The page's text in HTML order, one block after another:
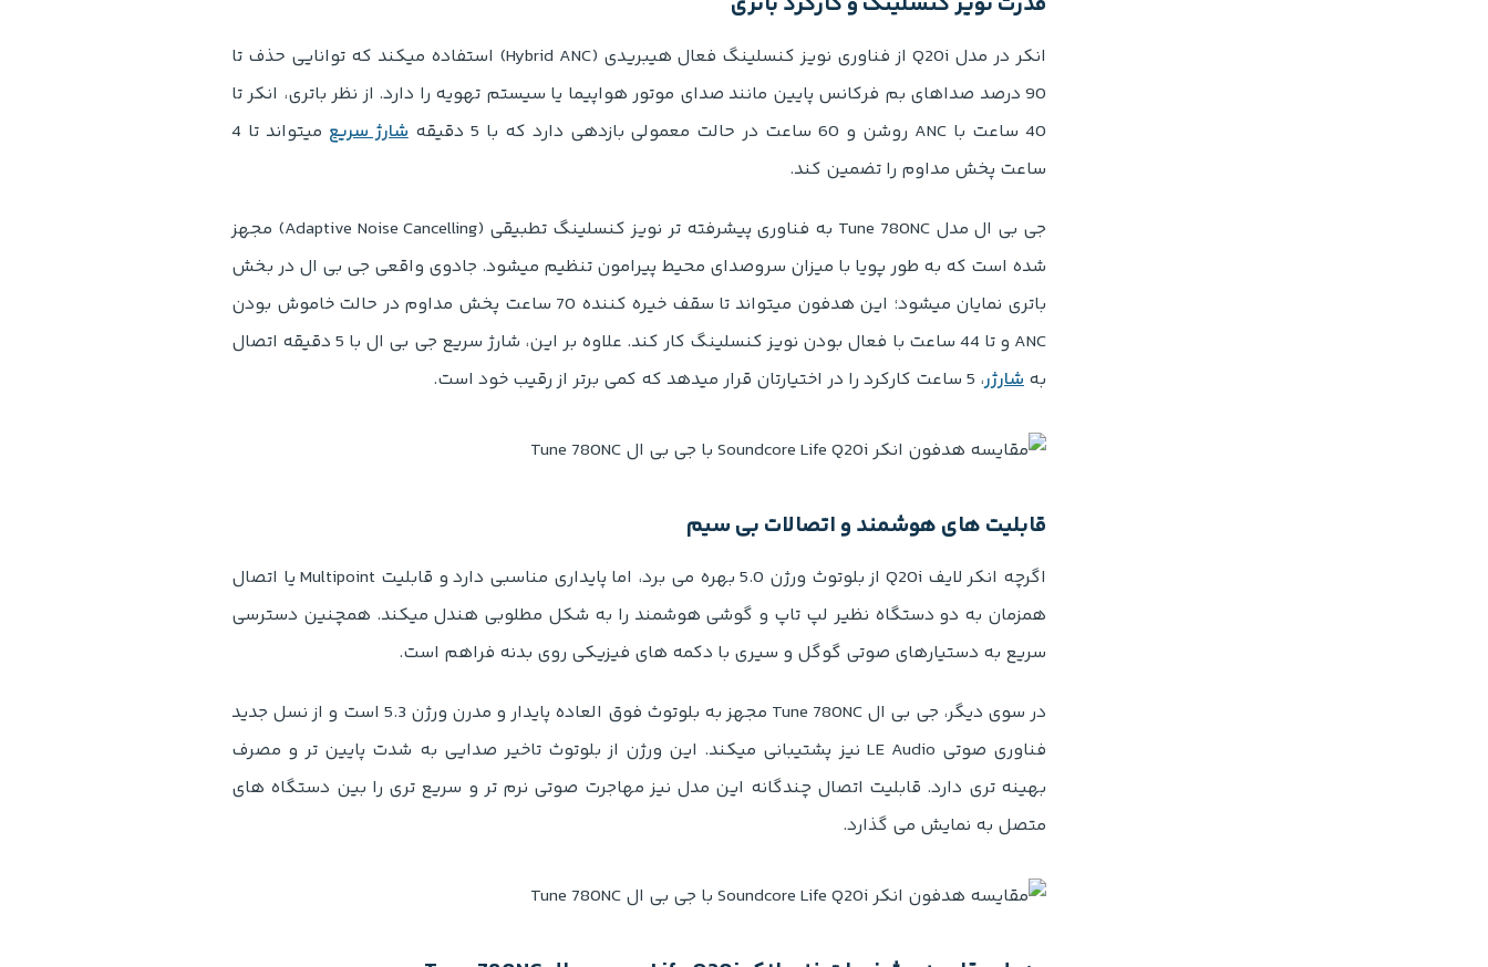
انکر در مدل Q20i از فناوری نویز کنسلینگ فعال هیبریدی (Hybrid ANC) استفاده میکند که توانایی حذف تا
90 درصد صداهای بم فرکانس پایین مانند صدای موتور هواپیما یا سیستم تهویه را دارد. از نظر باتری، انکر تا
40 ساعت با ANC روشن و 60 ساعت در حالت معمولی بازدهی دارد که با 5 دقیقه
شارژ سریع
میتواند تا 4
ساعت پخش مداوم را تضمین کند.
جی بی ال مدل Tune 780NC به فناوری پیشرفته تر نویز کنسلینگ تطبیقی (Adaptive Noise Cancelling) مجهز
شده است که به طور پویا با میزان سروصدای محیط پیرامون تنظیم میشود. جادوی واقعی جی بی ال در بخش
باتری نمایان میشود؛ این هدفون میتواند تا سقف خیره کننده 70 ساعت پخش مداوم در حالت خاموش بودن
ANC و تا 44 ساعت با فعال بودن نویز کنسلینگ کار کند. علاوه بر این، شارژ سریع جی بی ال با 5 دقیقه اتصال
به شارژر، 5 ساعت کارکرد را در اختیارتان قرار میدهد که کمی برتر از رقیب خود است.
قابلیت های هوشمند و اتصالات بی سیم
اگرچه انکر لایف Q20i از بلوتوث ورژن 5.0 بهره می برد، اما پایداری مناسبی دارد و قابلیت Multipoint یا اتصال
همزمان به دو دستگاه نظیر لپ تاپ و گوشی هوشمند را به شکل مطلوبی هندل میکند. همچنین دسترسی
سریع به دستیارهای صوتی گوگل و سیری با دکمه های فیزیکی روی بدنه فراهم است.
در سوی دیگر، جی بی ال Tune 780NC مجهز به بلوتوث فوق العاده پایدار و مدرن ورژن 5.3 است و از نسل جدید
فناوری صوتی LE Audio نیز پشتیبانی میکند. این ورژن از بلوتوث تاخیر صدایی به شدت پایین تر و مصرف
بهینه تری دارد. قابلیت اتصال چندگانه این مدل نیز مهاجرت صوتی نرم تر و سریع تری را بین دستگاه های
متصل به نمایش می گذارد.